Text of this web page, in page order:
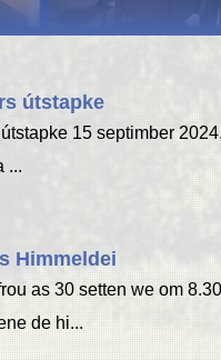
útstapke
15 septimber
...
Himmeldei
as 30 setten we om
de hi...